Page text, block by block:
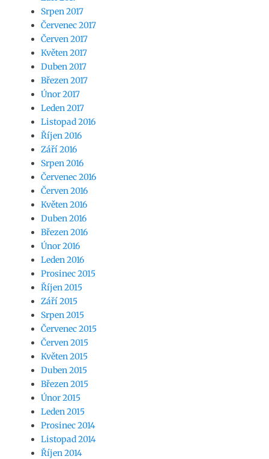
Srpen 2017
Červenec 2017
Červen 2017
Květen 2017
Duben 2017
Březen 2017
Únor 2017
Leden 2017
Listopad 2016
Říjen 2016
Září 2016
Srpen 2016
Červenec 2016
Červen 2016
Květen 2016
Duben 2016
Březen 2016
Únor 2016
Leden 2016
Prosinec 2015
Říjen 2015
Září 2015
Srpen 2015
Červenec 2015
Červen 2015
Květen 2015
Duben 2015
Březen 2015
Únor 2015
Leden 2015
Prosinec 2014
Listopad 2014
Říjen 2014